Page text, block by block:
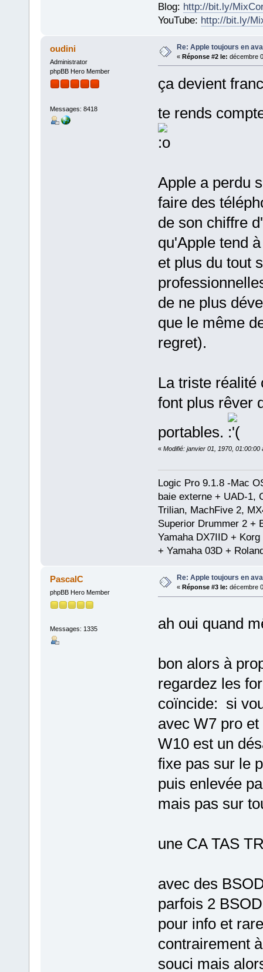
Blog: http://bit.ly/
YouTube: http://bit.ly/
oudini
Administrator
phpBB Hero Member
Messages: 8418
Re: Apple toujours en
« Réponse #2 le: décembre
ça devient
te rends
Apple a perdu
faire des
de son chiffre
qu'Apple tend
et plus du tout
de ne plus
que le même
regret).
La triste réalité
font plus rêver
portables.
« Modifié: janvier 01, 1970, 01:00:00
Logic Pro 9.1.8 -Mac
baie externe + UAD-1,
Trilian, MachFive 2,
Superior Drummer 2 +
Yamaha DX7IID +
+ Yamaha 03D +
PascalC
phpBB Hero Member
Messages: 1335
Re: Apple toujours en
« Réponse #3 le: décembre
ah oui quand
bon alors à
regardez les
coïncide: si
avec W7 pro
W10 est un
fixe pas sur le
puis enlevée
mais pas sur
une CA TAS
avec des
parfois 2
pour info et
contrairement
souci mais